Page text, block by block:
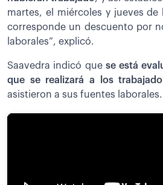
martes, el miércoles y jueves de
corresponde un descuento por
laborales”, explicó.
Saavedra indicó que se está
que se realizará a los
asistieron a sus fuentes laborales.